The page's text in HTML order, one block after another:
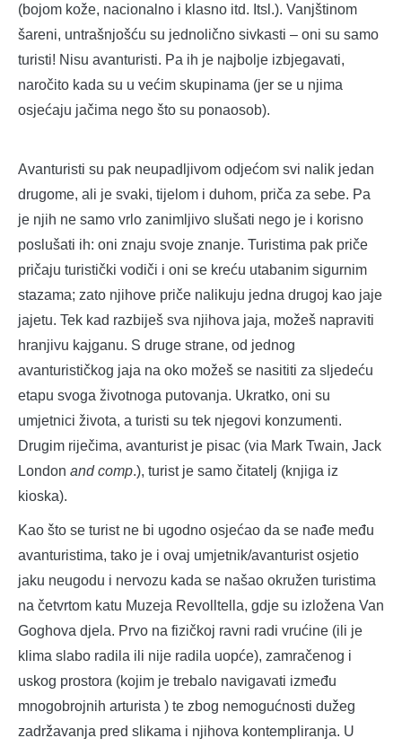
(bojom kože, nacionalno i klasno itd. Itsl.). Vanjštinom
šareni, untrašnjošću su jednolično sivkasti – oni su samo
turisti! Nisu avanturisti. Pa ih je najbolje izbjegavati,
naročito kada su u većim skupinama (jer se u njima
osjećaju jačima nego što su ponaosob).
Avanturisti su pak neupadljivom odjećom svi nalik jedan
drugome, ali je svaki, tijelom i duhom, priča za sebe. Pa
je njih ne samo vrlo zanimljivo slušati nego je i korisno
poslušati ih: oni znaju svoje znanje. Turistima pak priče
pričaju turistički vodiči i oni se kreću utabanim sigurnim
stazama; zato njihove priče nalikuju jedna drugoj kao jaje
jajetu. Tek kad razbiješ sva njihova jaja, možeš napraviti
hranjivu kajganu. S druge strane, od jednog
avanturističkog jaja na oko možeš se nasititi za sljedeću
etapu svoga životnoga putovanja. Ukratko, oni su
umjetnici života, a turisti su tek njegovi konzumenti.
Drugim riječima, avanturist je pisac (via Mark Twain, Jack
London and comp.), turist je samo čitatelj (knjiga iz
kioska).
Kao što se turist ne bi ugodno osjećao da se nađe među
avanturistima, tako je i ovaj umjetnik/avanturist osjetio
jaku neugodu i nervozu kada se našao okružen turistima
na četvrtom katu Muzeja Revolltella, gdje su izložena Van
Goghova djela. Prvo na fizičkoj ravni radi vrućine (ili je
klima slabo radila ili nije radila uopće), zamračenog i
uskog prostora (kojim je trebalo navigavati između
mnogobrojnih arturista ) te zbog nemogućnosti dužeg
zadržavanja pred slikama i njihova kontempliranja. U